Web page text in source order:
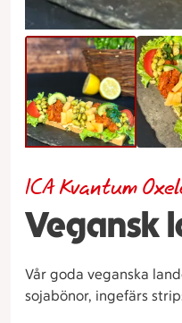
Vegansk
ICA Kvantum
Vår goda veganska
sojabönor, ingefärs